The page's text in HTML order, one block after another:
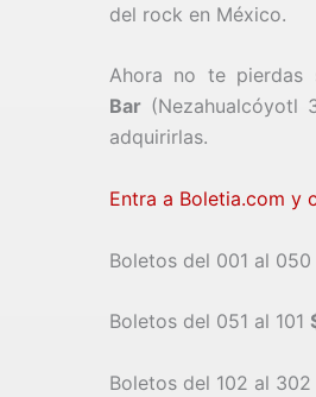
del rock en México.
Ahora no te pierdas
Bar (Nezahualcóyotl
adquirirlas.
Entra a Boletia.com y
Boletos del 001 al 050
Boletos del 051 al 101
Boletos del 102 al 302